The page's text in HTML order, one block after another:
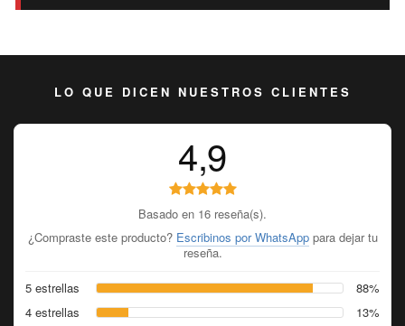
LO QUE DICEN NUESTROS CLIENTES
4,9
Basado en 16 reseña(s).
¿Compraste este producto? Escribinos por WhatsApppara dejar tu
reseña.
5 estrellas
88%
4 estrellas
13%